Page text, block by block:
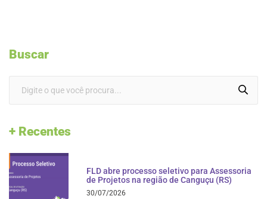
Buscar
+ Recentes
FLD abre processo seletivo para Assessoria
de Projetos na região de Canguçu (RS)
30/07/2026